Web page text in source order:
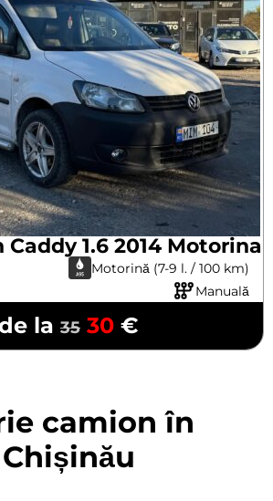
1.6 2014 Motorina
Motorină (7-9 l. / 100 km)
Manuală
la 35 30 €
camion în
Chișinău